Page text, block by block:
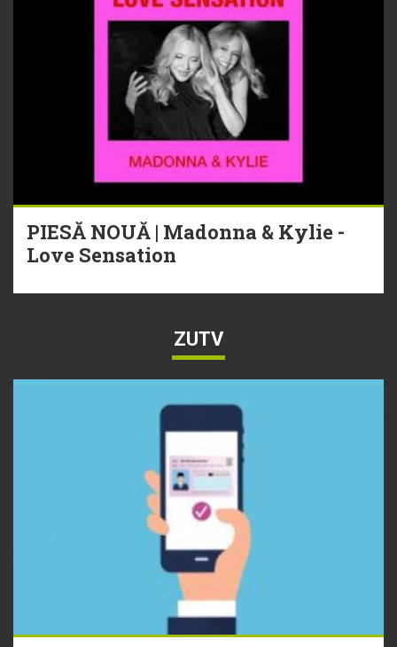
PIESĂ NOUĂ | Madonna & Kylie -
Love Sensation
ZUTV